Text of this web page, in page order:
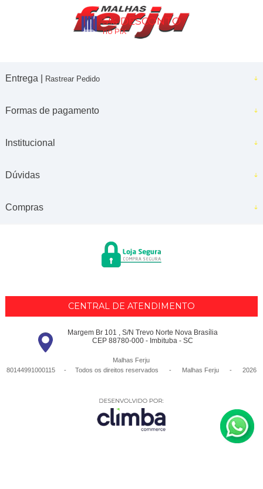
5% DESCONTO
no PIX
Entrega | Rastrear Pedido
Formas de pagamento
Institucional
Dúvidas
Compras
CENTRAL DE ATENDIMENTO
Margem Br 101 , S/N Trevo Norte Nova Brasília
CEP 88780-000 - Imbituba - SC
Malhas Ferju
80144991000115 - Todos os direitos reservados
- Malhas Ferju - 2026